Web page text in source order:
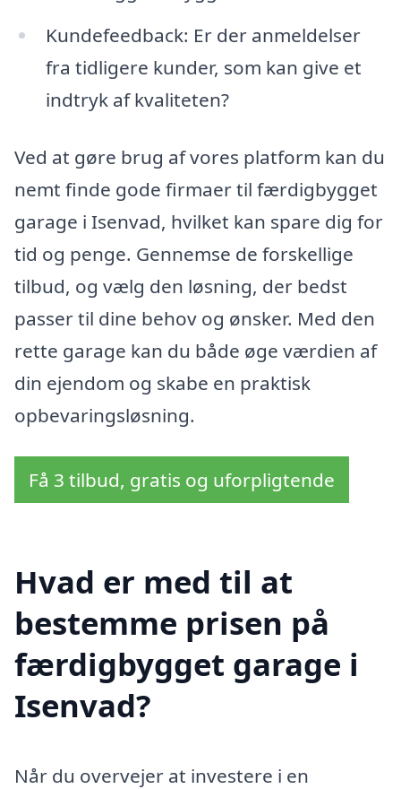
Kundefeedback: Er der anmeldelser
fra tidligere kunder, som kan give et
indtryk af kvaliteten?
Ved at gøre brug af vores platform kan du
nemt finde gode firmaer til færdigbygget
garage i Isenvad, hvilket kan spare dig for
tid og penge. Gennemse de forskellige
tilbud, og vælg den løsning, der bedst
passer til dine behov og ønsker. Med den
rette garage kan du både øge værdien af
din ejendom og skabe en praktisk
opbevaringsløsning.
Få 3 tilbud, gratis og uforpligtende
Hvad er med til at
bestemme prisen på
færdigbygget garage i
Isenvad?
Når du overvejer at investere i en